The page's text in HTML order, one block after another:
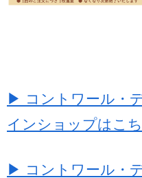
▶ コントワール・
インショップはこ
▶ コントワール・